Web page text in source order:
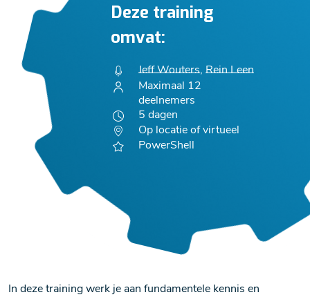
Deze training
omvat:
Jeff Wouters, Rein Leen
Maximaal 12
deelnemers
5 dagen
Op locatie of virtueel
PowerShell
In deze training werk je aan fundamentele kennis en